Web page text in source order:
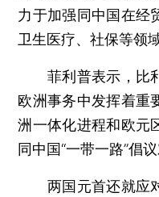
力于加强同中国在经
卫生医疗、社保等领
菲利普表示，比利
欧洲事务中发挥着重
洲一体化进程和欧元
同中国“一带一路”倡议
两国元首还就应对